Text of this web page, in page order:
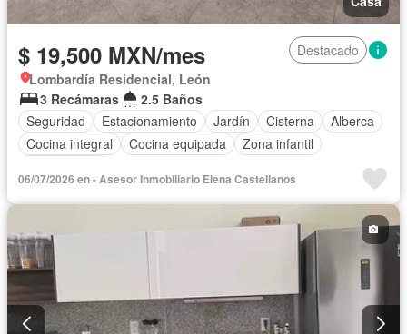
$ 19,500 MXN/mes
Destacado
Lombardía Residencial, León
3 Recámaras
2.5 Baños
Seguridad
Estacionamiento Jardín Cisterna
Alberca
Cocina integral
Cocina equipada
Zona infantil
06/07/2026 en - Asesor Inmobiliario Elena Castellanos